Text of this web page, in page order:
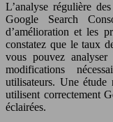
L’analyse régulière
Google Search
d’amélioration et les
constatez que le taux
vous pouvez
modifications
utilisateurs. Une étude
utilisent correctement
éclairées.